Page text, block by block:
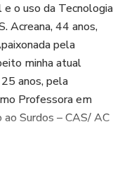
pedagógica
e criar sinais
em experiências
surdo.
e o uso da Tecnologia
Acreana, 44 anos,
pela
minha atual
anos, pela
Professora em
Surdos – CAS/ AC